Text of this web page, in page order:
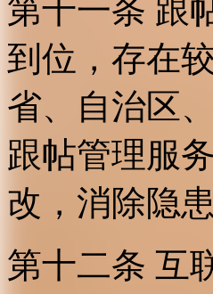
第十一条 跟
到位，存在
省、自治区
跟帖管理服
改，消除隐患
第十二条 互